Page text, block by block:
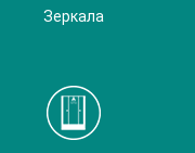
Зеркала